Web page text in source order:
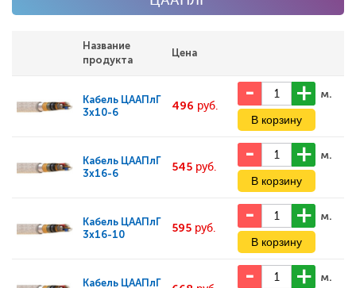
Название
продукта
Цена
Кабель ЦААПлГ
3x10-6
496 руб.
м.
Кабель ЦААПлГ
3x16-6
545 руб.
м.
Кабель ЦААПлГ
3x16-10
595 руб.
м.
Кабель ЦААПлГ
м.